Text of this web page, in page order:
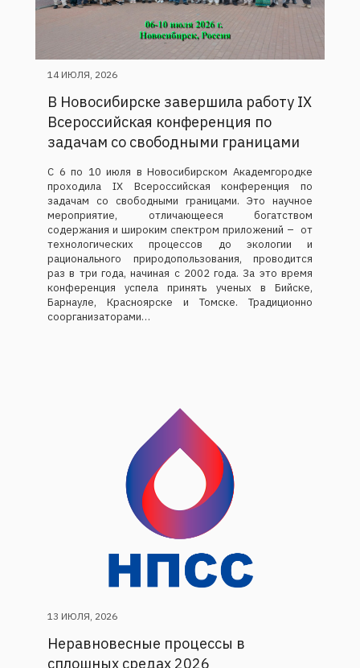
14 ИЮЛЯ, 2026
В Новосибирске завершила работу IX
Всероссийская конференция по
задачам со свободными границами
С 6 по 10 июля в Новосибирском Академгородке
проходила IX Всероссийская конференция по
задачам со свободными границами. Это научное
мероприятие, отличающееся богатством
содержания и широким спектром приложений – от
технологических процессов до экологии и
рационального природопользования, проводится
раз в три года, начиная с 2002 года. За это время
конференция успела принять ученых в Бийске,
Барнауле, Красноярске и Томске. Традиционно
соорганизаторами…
Неравновесные процессы в
сплошных средах 2026